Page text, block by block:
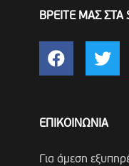
ΒΡΕΙΤΕ ΜΑΣ ΣΤΑ
ΕΠΙΚΟΙΝΩΝΙΑ
Για άμεση